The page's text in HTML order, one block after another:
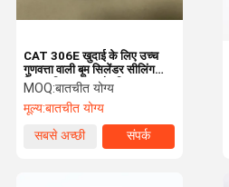
CAT 306E खुदाई के लिए उच्च
गुणवत्ता वाली बूम सिलेंडर सीलिंग
किट - विश्वसनीय और टिकाऊ
MOQ:बातचीत योग्य
मूल्य:बातचीत योग्य
सबसे अच्छी
संपर्क